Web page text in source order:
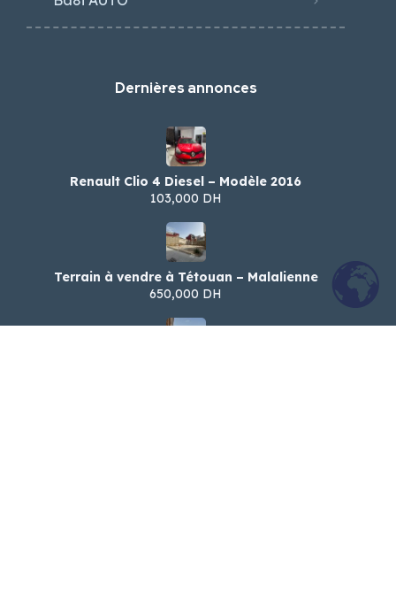
Dernières annonces
Renault Clio 4 Diesel – Modèle 2016
103,000 DH
Terrain à vendre à Tétouan – Malalienne
650,000 DH